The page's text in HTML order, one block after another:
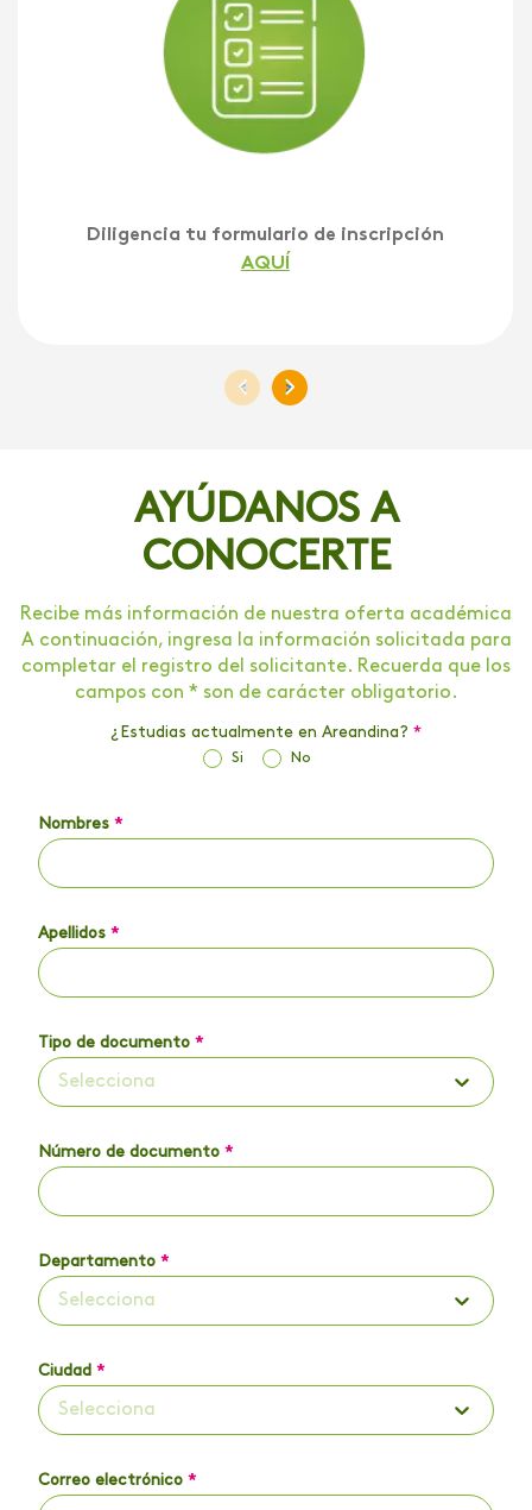
Diligencia tu formulario de inscripción
AQUÍ
< >
AYÚDANOS A
CONOCERTE
Recibe más información de nuestra oferta académica
A continuación, ingresa la información solicitada para
completar el registro del solicitante. Recuerda que los
campos con * son de carácter obligatorio.
¿Estudias actualmente en Areandina? *
Si No
Nombres *
Apellidos *
Tipo de documento *
Selecciona
Número de documento *
Departamento *
Selecciona
Ciudad *
Selecciona
Correo electrónico *